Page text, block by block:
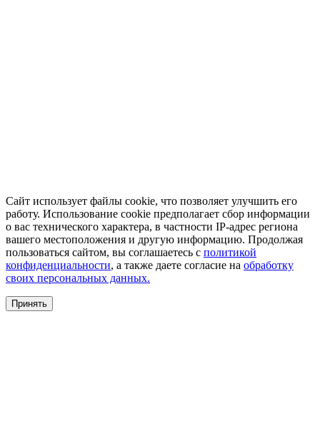
Сайт использует файлы cookie, что позволяет улучшить его
работу. Использование cookie предполагает сбор информации
о вас технического характера, в частности IP-адрес региона
вашего местоположения и другую информацию. Продолжая
пользоваться сайтом, вы соглашаетесь с политикой
конфиденциальности, а также даете согласие на обработку
своих персональных данных.
Принять